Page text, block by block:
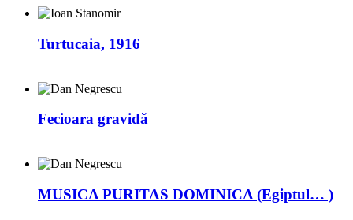
Turtucaia, 1916
Fecioara gravidă
MUSICA PURITAS DOMINICA (Egiptul… )